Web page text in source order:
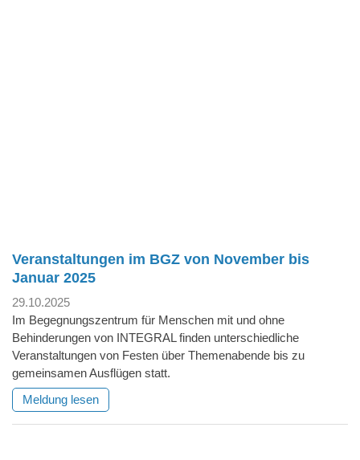
Veranstaltungen im BGZ von November bis
Januar 2025
29.10.2025
Im Begegnungszentrum für Menschen mit und ohne
Behinderungen von INTEGRAL finden unterschiedliche
Veranstaltungen von Festen über Themenabende bis zu
gemeinsamen Ausflügen statt.
Meldung lesen